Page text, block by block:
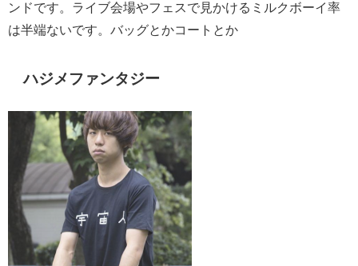
ンドです。ライブ会場やフェスで見かけるミルクボーイ率
は半端ないです。バッグとかコートとか
ハジメファンタジー